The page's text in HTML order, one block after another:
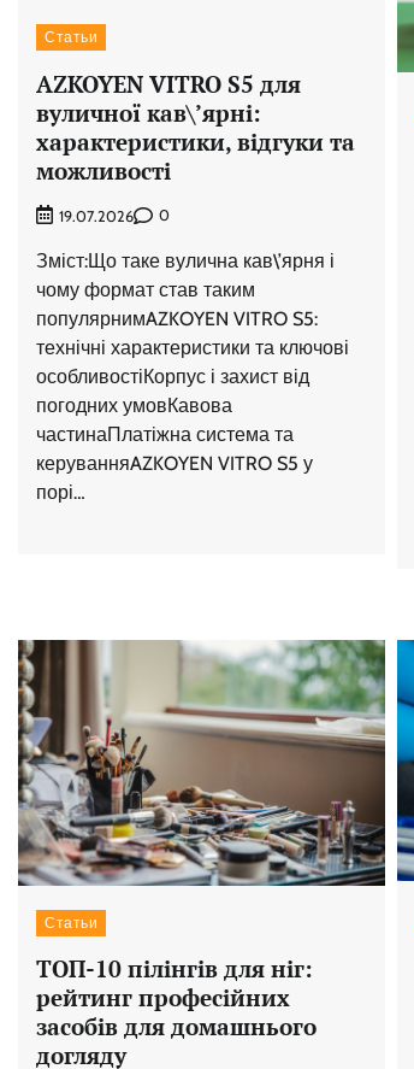
Статьи
AZKOYEN VITRO S5 для
вуличної кав\’ярні:
характеристики, відгуки та
можливості
19.07.2026 0
Зміст:Що таке вулична кав\’ярня і
чому формат став таким
популярнимAZKOYEN VITRO S5:
технічні характеристики та ключові
особливостіКорпус і захист від
погодних умовКавова
частинаПлатіжна система та
керуванняAZKOYEN VITRO S5 у
порі…
Статьи
ТОП-10 пілінгів для ніг:
рейтинг професійних
засобів для домашнього
догляду